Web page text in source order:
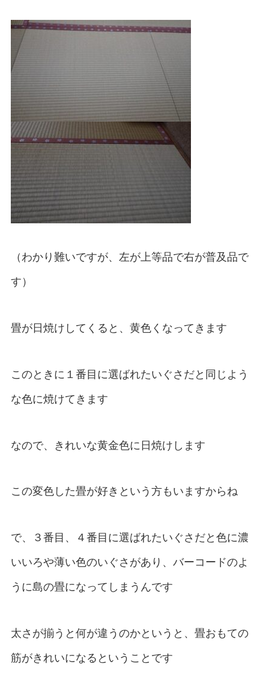
（わかり難いですが、左が上等品で右が普及品で
す）
畳が日焼けしてくると、黄色くなってきます
このときに１番目に選ばれたいぐさだと同じよう
な色に焼けてきます
なので、きれいな黄金色に日焼けします
この変色した畳が好きという方もいますからね
で、３番目、４番目に選ばれたいぐさだと色に濃
いいろや薄い色のいぐさがあり、バーコードのよ
うに島の畳になってしまうんです
太さが揃うと何が違うのかというと、畳おもての
筋がきれいになるということです